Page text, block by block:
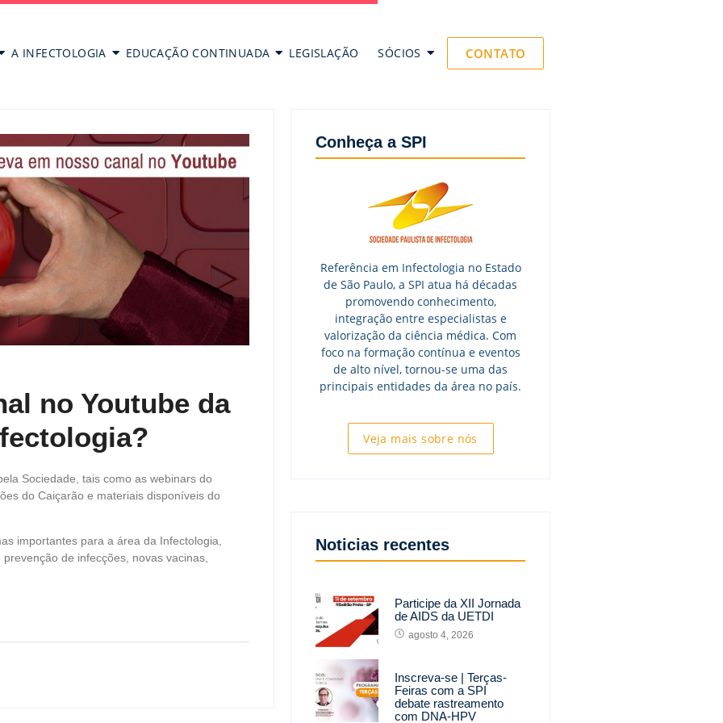
A INFECTOLOGIA EDUCAÇÃO CONTINUADA LEGISLAÇÃO SÓCIOS CONTATO
no Youtube da
Sociedade, tais como as webinars do
do Caiçarão e materiais disponíveis do
importantes para a área da Infectologia,
de infecções, novas vacinas,
Conheça a SPI
Referência em Infectologia no Estado
de São Paulo, a SPI atua há décadas
promovendo conhecimento,
integração entre especialistas e
valorização da ciência médica. Com
foco na formação contínua e eventos
de alto nível, tornou-se uma das
principais entidades da área no país.
Veja mais sobre nós
Noticias recentes
Participe da XII Jornada
de AIDS da UETDI
agosto 4, 2026
Inscreva-se | Terças-
Feiras com a SPI
debate rastreamento
com DNA-HPV